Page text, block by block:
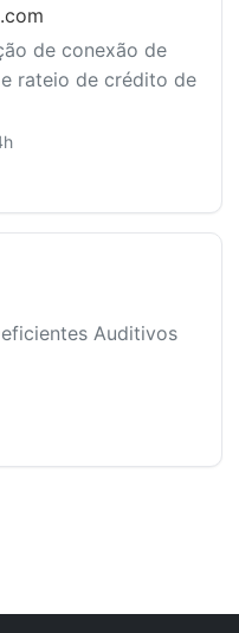
de conexão de
rateio de crédito de
Auditivos